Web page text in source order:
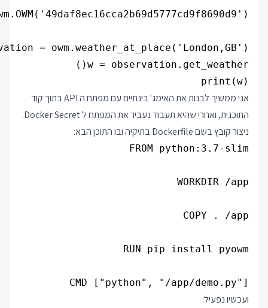
print(w)
אני ממשיך לבנות את האימג' בינתיים עם מפתח ה API בתוך קוד
התוכנית, ואחרי שהיא תעבוד נעביר את המפתח ל Docker Secret.
ניצור קובץ בשם Dockerfile בתיקיה ובו התוכן הבא:
CMD ["python", "/app/demo.py"]
ועכשיו נפעיל: